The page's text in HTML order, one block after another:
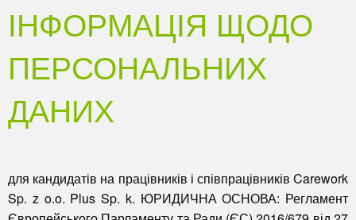
ІНФОРМАЦІЯ ЩОДО
ПЕРСОНАЛЬНИХ
ДАНИХ
для кандидатів на працівників і співпрацівників Carework
Sp. z o.o. Plus Sp. k. ЮРИДИЧНА ОСНОВА: Регламент